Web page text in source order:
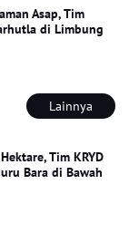
Asap, Tim
di Limbung
Lainnya
Tim KRYD
Bara di Bawah